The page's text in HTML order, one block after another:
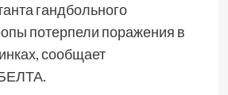
гандбольного
потерпели поражения в
сообщает